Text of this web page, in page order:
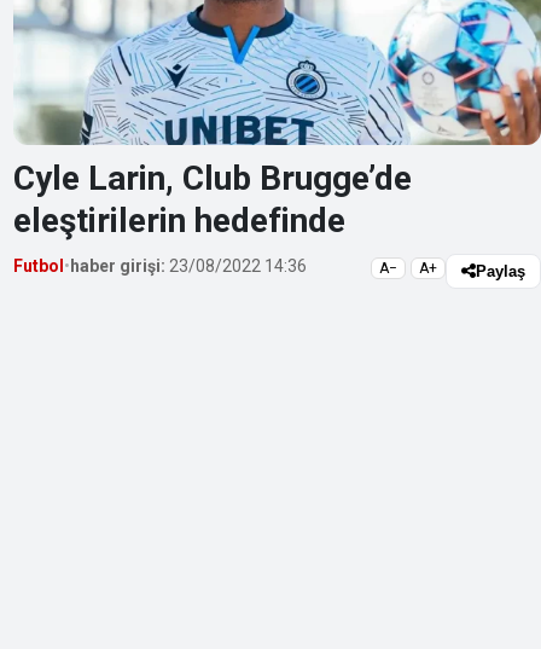
Cyle Larin, Club Brugge’de
eleştirilerin hedefinde
Futbol • haber girişi: 23/08/2022 14:36 A− A+ Paylaş